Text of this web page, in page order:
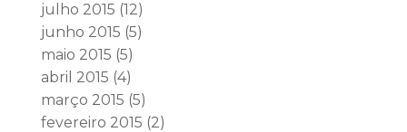
julho 2015 (12)
junho 2015 (5)
maio 2015 (5)
abril 2015 (4)
março 2015 (5)
fevereiro 2015 (2)